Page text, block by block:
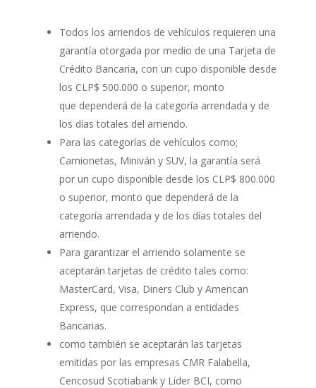
Todos los arriendos de vehículos requieren una
garantía otorgada por medio de una Tarjeta de
Crédito Bancaria, con un cupo disponible desde
los CLP$ 500.000 o superior, monto
que dependerá de la categoría arrendada y de
los días totales del arriendo.
Para las categorías de vehículos como;
Camionetas, Miniván y SUV, la garantía será
por un cupo disponible desde los CLP$ 800.000
o superior, monto que dependerá de la
categoría arrendada y de los días totales del
arriendo.
Para garantizar el arriendo solamente se
aceptarán tarjetas de crédito tales como:
MasterCard, Visa, Diners Club y American
Express, que correspondan a entidades
Bancarias.
como también se aceptarán las tarjetas
emitidas por las empresas CMR Falabella,
Cencosud Scotiabank y Líder BCI, como